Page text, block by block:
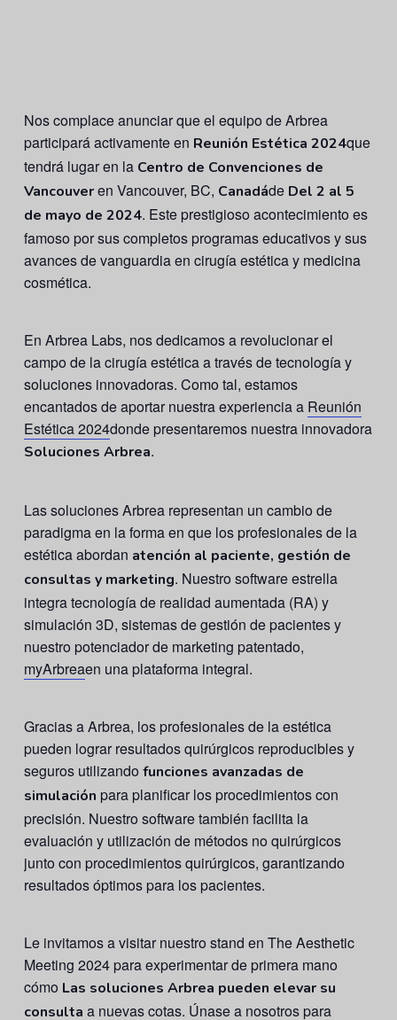
Nos complace anunciar que el equipo de Arbrea
participará activamente en Reunión Estética 2024que
tendrá lugar en la Centro de Convenciones de
Vancouveren Vancouver, BC, Canadáde Del 2 al 5
de mayo de 2024. Este prestigioso acontecimiento es
famoso por sus completos programas educativos y sus
avances de vanguardia en cirugía estética y medicina
cosmética.
En Arbrea Labs, nos dedicamos a revolucionar el
campo de la cirugía estética a través de tecnología y
soluciones innovadoras. Como tal, estamos
encantados de aportar nuestra experiencia a Reunión
Estética 2024donde presentaremos nuestra innovadora
Soluciones Arbrea.
Las soluciones Arbrea representan un cambio de
paradigma en la forma en que los profesionales de la
estética abordan atención al paciente, gestión de
consultas y marketing. Nuestro software estrella
integra tecnología de realidad aumentada (RA) y
simulación 3D, sistemas de gestión de pacientes y
nuestro potenciador de marketing patentado,
myArbreaen una plataforma integral.
Gracias a Arbrea, los profesionales de la estética
pueden lograr resultados quirúrgicos reproducibles y
seguros utilizando funciones avanzadas de
simulación para planificar los procedimientos con
precisión. Nuestro software también facilita la
evaluación y utilización de métodos no quirúrgicos
junto con procedimientos quirúrgicos, garantizando
resultados óptimos para los pacientes.
Le invitamos a visitar nuestro stand en The Aesthetic
Meeting 2024 para experimentar de primera mano
cómo Las soluciones Arbrea pueden elevar su
consulta a nuevas cotas. Únase a nosotros para